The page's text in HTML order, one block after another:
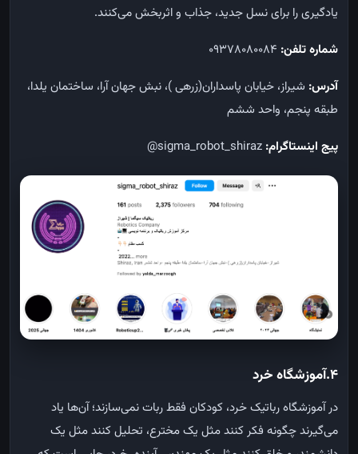
یادگیری را برای نسل جدید، جذاب و اثربخش می‌کنند.
شماره تلفن: 09378080084
آدرس: شیراز، خیابان پاسداران(زرهی )، نبش جهان آرا، ساختمان یلدا،
طبقه پنجم، واحد ششم
پیج اینستاگرام:
4.آموزشگاه خرد
در آموزشگاه رباتیک خرد، کودکان فقط ربات نمی‌سازند؛ آن‌ها یاد
می‌گیرند چگونه فکر کنند مثل یک مخترع، تحلیل کنند مثل یک